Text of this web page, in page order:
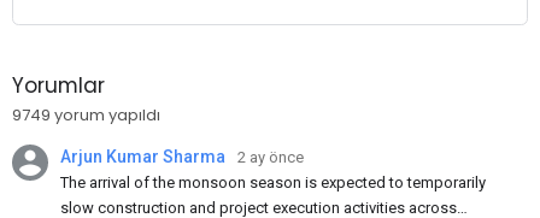
Yorumlar
9749 yorum yapıldı
Arjun Kumar Sharma
2 ay önce
The arrival of the monsoon season is expected to temporarily
slow construction and project execution activities across